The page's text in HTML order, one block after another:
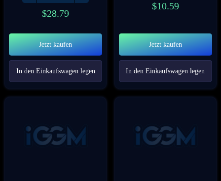
$28.79
Jetzt kaufen
In den Einkaufswagen legen
$10.59
Jetzt kaufen
In den Einkaufswagen legen